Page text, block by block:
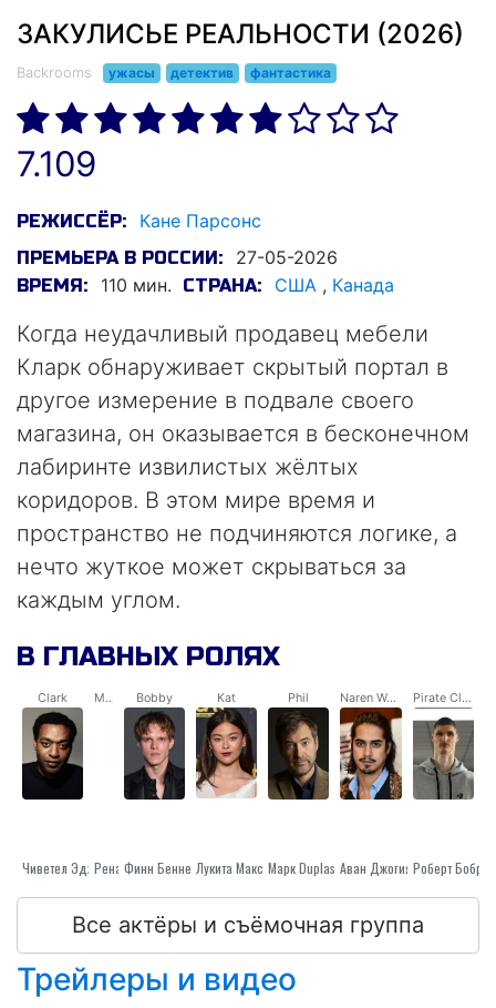
ЗАКУЛИСЬЕ РЕАЛЬНОСТИ (2026)
Backrooms ужасы детектив фантастика
7.109
РЕЖИССЁР: Кане Парсонс
ПРЕМЬЕРА В РОССИИ: 27-05-2026
ВРЕМЯ: 110 мин. СТРАНА: США , Канада
Когда неудачливый продавец мебели
Кларк обнаруживает скрытый портал в
другое измерение в подвале своего
магазина, он оказывается в бесконечном
лабиринте извилистых жёлтых
коридоров. В этом мире время и
пространство не подчиняются логике, а
нечто жуткое может скрываться за
каждым углом.
В ГЛАВНЫХ РОЛЯХ
Clark
Чиветел Эджиофор
Mary
Рената Reinsve
Bobby
Финн Беннетт
Kat
Лукита Максуэлл
Phil
Марк Duplass
Naren Warne
Аван Джогия
Pirate Clark
Все актёры и съёмочная группа
Трейлеры и видео